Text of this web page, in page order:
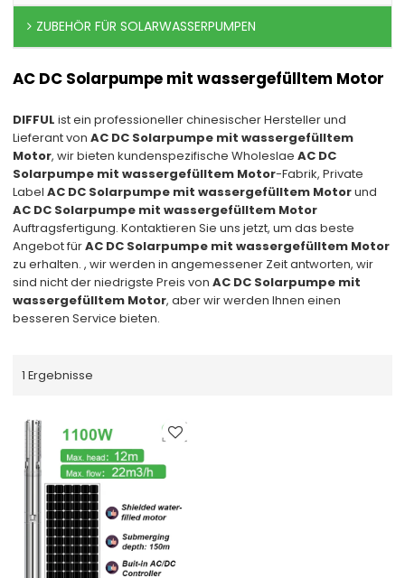
ZUBEHÖR FÜR SOLARWASSERPUMPEN
AC DC Solarpumpe mit wassergefülltem Motor
DIFFUL ist ein professioneller chinesischer Hersteller und
Lieferant vonAC DC Solarpumpe mit wassergefülltem
Motor, wir bieten kundenspezifische WholeslaeAC DC
Solarpumpe mit wassergefülltem Motor-Fabrik, Private
LabelAC DC Solarpumpe mit wassergefülltem Motorund
AC DC Solarpumpe mit wassergefülltem Motor
Auftragsfertigung. Kontaktieren Sie uns jetzt, um das beste
Angebot fürAC DC Solarpumpe mit wassergefülltem Motor
zu erhalten. , wir werden in angemessener Zeit antworten, wir
sind nicht der niedrigste Preis vonAC DC Solarpumpe mit
wassergefülltem Motor, aber wir werden Ihnen einen
besseren Service bieten.
1 Ergebnisse